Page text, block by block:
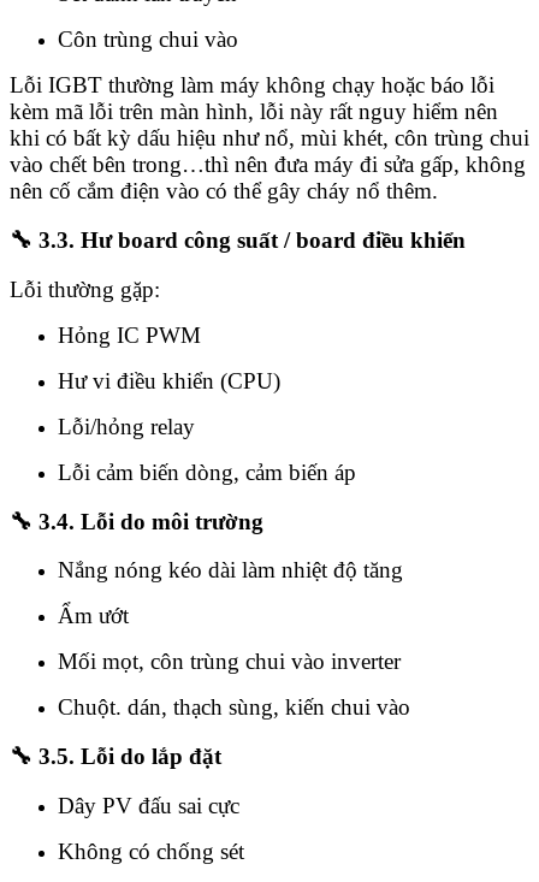
Côn trùng chui vào
Lỗi IGBT thường làm máy không chạy hoặc báo lỗi
kèm mã lỗi trên màn hình, lỗi này rất nguy hiểm nên
khi có bất kỳ dấu hiệu như nổ, mùi khét, côn trùng chui
vào chết bên trong…thì nên đưa máy đi sửa gấp, không
nên cố cắm điện vào có thể gây cháy nổ thêm.
🔧 3.3. Hư board công suất / board điều khiển
Lỗi thường gặp:
Hỏng IC PWM
Hư vi điều khiển (CPU)
Lỗi/hỏng relay
Lỗi cảm biến dòng, cảm biến áp
🔧 3.4. Lỗi do môi trường
Nắng nóng kéo dài làm nhiệt độ tăng
Ẩm ướt
Mối mọt, côn trùng chui vào inverter
Chuột. dán, thạch sùng, kiến chui vào
🔧 3.5. Lỗi do lắp đặt
Dây PV đấu sai cực
Không có chống sét